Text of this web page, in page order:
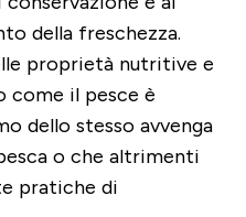
della freschezza.
proprietà nutritive e
come il pesce è
dello stesso avvenga
o che altrimenti
pratiche di